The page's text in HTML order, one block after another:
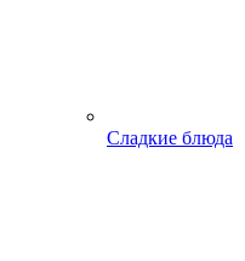
Сладкие блюда